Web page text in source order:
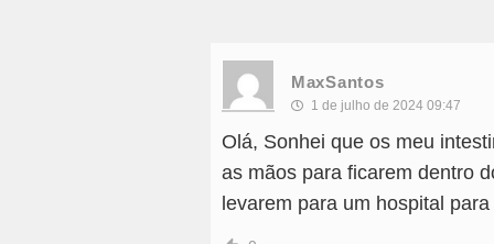
MaxSantos
1 de julho de 2024 09:47
Olá, Sonhei que os meu
as mãos para ficarem dentro
levarem para um hospital